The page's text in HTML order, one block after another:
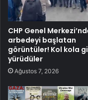
CHP Genel
arbedeyi başlatan
görüntüler! Kol kola
yürüdüler
Ağustos 7, 2026